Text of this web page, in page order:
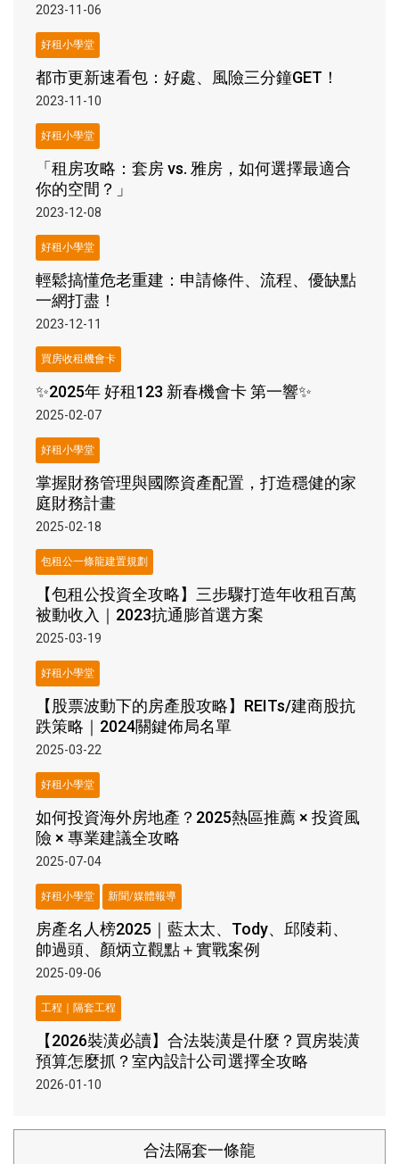
2023-11-06
好租小學堂
都市更新速看包：好處、風險三分鐘GET！
2023-11-10
好租小學堂
「租房攻略：套房 vs. 雅房，如何選擇最適合
你的空間？」
2023-12-08
好租小學堂
輕鬆搞懂危老重建：申請條件、流程、優缺點
一網打盡！
2023-12-11
買房收租機會卡
✨2025年 好租123 新春機會卡 第一響✨
2025-02-07
好租小學堂
掌握財務管理與國際資產配置，打造穩健的家
庭財務計畫
2025-02-18
包租公一條龍建置規劃
【包租公投資全攻略】三步驟打造年收租百萬
被動收入｜2023抗通膨首選方案
2025-03-19
好租小學堂
【股票波動下的房產股攻略】REITs/建商股抗
跌策略｜2024關鍵佈局名單
2025-03-22
好租小學堂
如何投資海外房地產？2025熱區推薦 × 投資風
險 × 專業建議全攻略
2025-07-04
好租小學堂 新聞/媒體報導
房產名人榜2025｜藍太太、Tody、邱陵莉、
帥過頭、顏炳立觀點＋實戰案例
2025-09-06
工程｜隔套工程
【2026裝潢必讀】合法裝潢是什麼？買房裝潢
預算怎麼抓？室內設計公司選擇全攻略
2026-01-10
合法隔套一條龍